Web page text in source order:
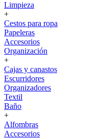
Limpieza
+
Cestos para ropa
Papeleras
Accesorios
Organización
+
Cajas y canastos
Escurridores
Organizadores
Textil
Baño
+
Alfombras
Accesorios